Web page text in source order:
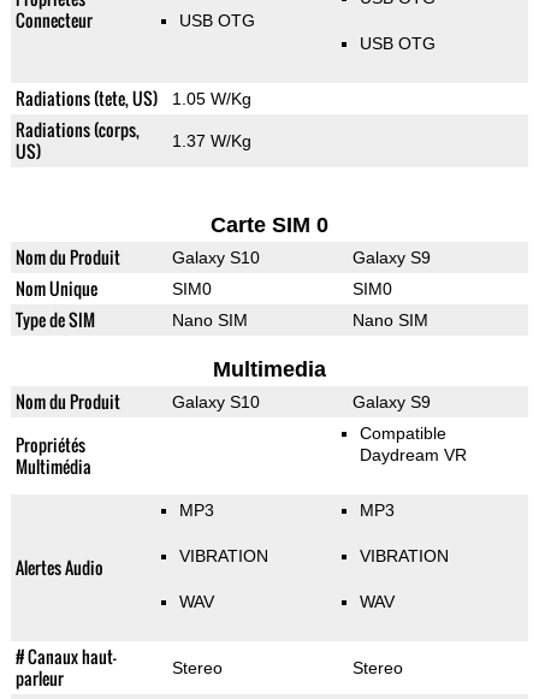
Connecteur
USB OTG
USB OTG
Radiations (tete, US) 1.05 W/Kg
Radiations (corps,
US)
1.37 W/Kg
Carte SIM 0
Nom du Produit Galaxy S10 Galaxy S9
Nom Unique SIM0 SIM0
Type de SIM Nano SIM Nano SIM
Multimedia
Nom du Produit Galaxy S10 Galaxy S9
Propriétés
Multimédia
Compatible
Daydream VR
Alertes Audio
MP3
VIBRATION
WAV
MP3
VIBRATION
WAV
# Canaux haut-
parleur
Stereo Stereo